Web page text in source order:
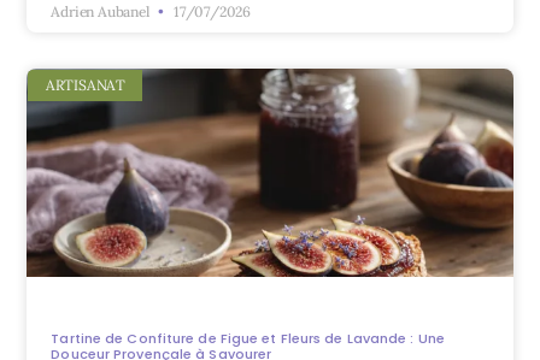
Adrien Aubanel 17/07/2026
ARTISANAT
Tartine de Confiture de Figue et Fleurs de Lavande : Une
Douceur Provençale à Savourer